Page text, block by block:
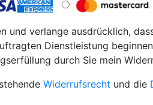
und verlange ausdrücklich,
Dienstleistung
durch Sie mein
Widerrufsrecht und die